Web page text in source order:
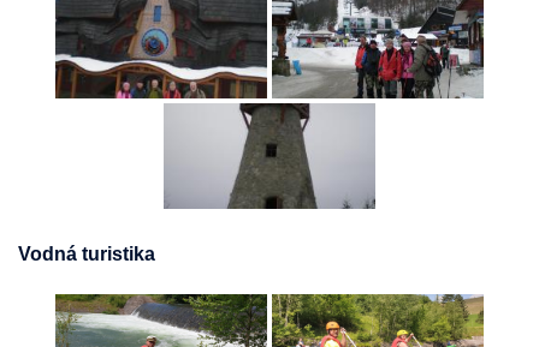
Vodná turistika